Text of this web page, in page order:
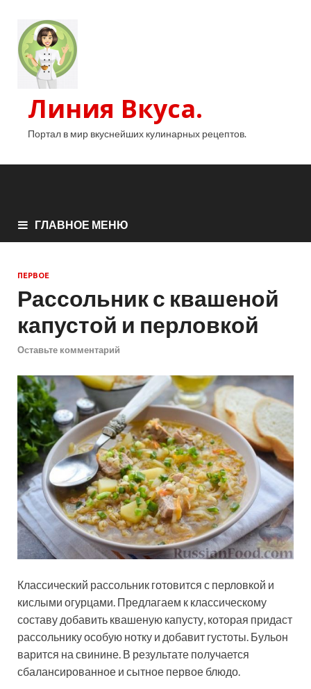
Линия Вкуса.
Портал в мир вкуснейших кулинарных рецептов.
ГЛАВНОЕ МЕНЮ
ПЕРВОЕ
Рассольник с квашеной
капустой и перловкой
Оставьте комментарий
Классический рассольник готовится с перловкой и
кислыми огурцами. Предлагаем к классическому
составу добавить квашеную капусту, которая придаст
рассольнику особую нотку и добавит густоты. Бульон
варится на свинине. В результате получается
сбалансированное и сытное первое блюдо.